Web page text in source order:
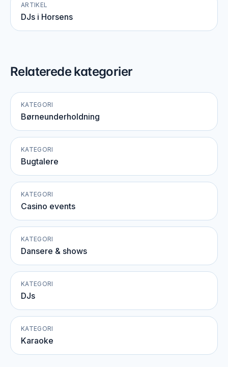
ARTIKEL
DJs i Horsens
Relaterede kategorier
KATEGORI
Børneunderholdning
KATEGORI
Bugtalere
KATEGORI
Casino events
KATEGORI
Dansere & shows
KATEGORI
DJs
KATEGORI
Karaoke